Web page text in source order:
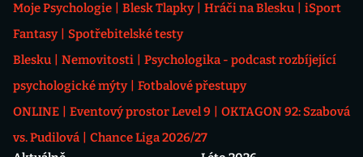
Moje Psychologie Blesk Tlapky Hráči na Blesku
iSport
Fantasy
Spotřebitelské testy
Blesku
Nemovitosti
Psychologika - podcast rozbíjející
psychologické mýty
Fotbalové přestupy
ONLINE
Eventový prostor Level 9
OKTAGON 92: Szabová
vs. Pudilová
Chance Liga 2026/27